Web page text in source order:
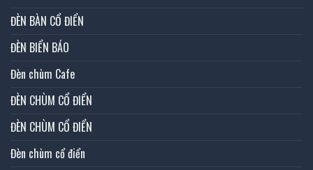
ĐÈN BÀN CỔ ĐIỂN
ĐÈN BIỂN BÁO
Đèn chùm Cafe
ĐÈN CHÙM CỔ ĐIỂN
ĐÈN CHÙM CỔ ĐIỂN
Đèn chùm cổ điển